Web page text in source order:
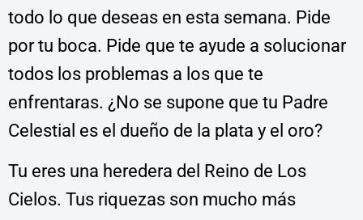
todo lo que deseas en esta semana. Pide
por tu boca. Pide que te ayude a solucionar
todos los problemas a los que te
enfrentaras. ¿No se supone que tu Padre
Celestial es el dueño de la plata y el oro?
Tu eres una heredera del Reino de Los
Cielos. Tus riquezas son mucho más